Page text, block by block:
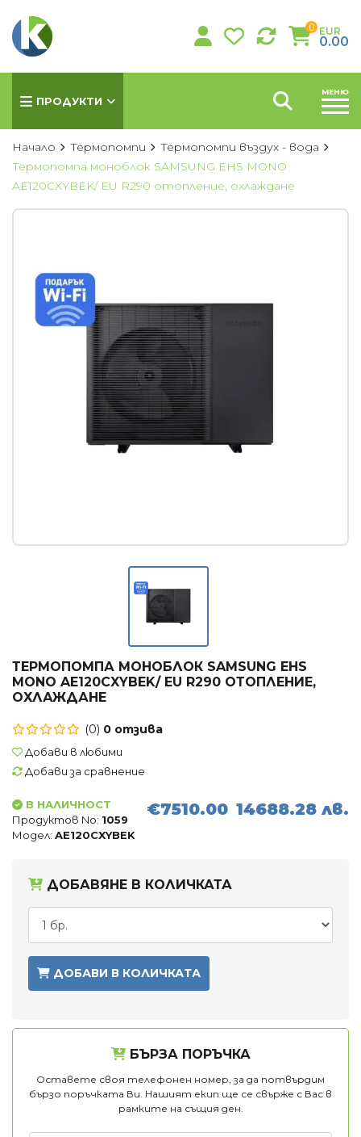
0 EUR
0.00
ПРОДУКТИ
КЛИМАТИЦИ
Колонни климатици
Мултисплит системи
Канални климатици
Касетъчни климатици
КОНВЕКТОРИ
Стенни конвектори
Лъчисти конвектори
Мултипозиционни бойлери
ТЕРМОПОМПИ
Термопомпи въздух - вода
Въздухопречистватели
АКСЕСОАРИ
МЕНЮ
Начало Термопомпи
Термопомпи въздух - вода
Термопомпа моноблок SAMSUNG EHS MONO
AE120CXYBEK/ EU R290 отопление, охлаждане
ТЕРМОПОМПА МОНОБЛОК SAMSUNG EHS
MONO AE120CXYBEK/ EU R290 ОТОПЛЕНИЕ,
ОХЛАЖДАНЕ
(0) 0 отзива
Добави в любими
Добави за сравнение
В НАЛИЧНОСТ
Продуктов No: 1059
Модел: AE120CXYBEK
€7510.00 14688.28 лв.
ДОБАВЯНЕ В КОЛИЧКАТА
ДОБАВИ В КОЛИЧКАТА
БЪРЗА ПОРЪЧКА
Оставете своя телефонен номер, за да потвърдим
бързо поръчката Ви. Нашият екип ще се свърже с Вас в
рамките на същия ден.